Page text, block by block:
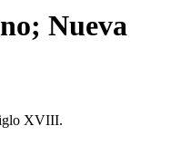
Nueva
XVIII.